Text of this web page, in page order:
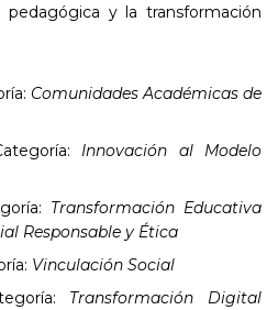
pedagógica y la transformación
Comunidades Académicas de
Innovación al Modelo
Transformación Educativa
Responsable y Ética
Vinculación Social
Transformación Digital